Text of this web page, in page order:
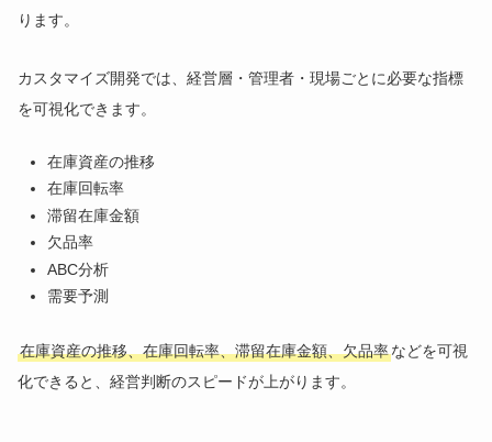
ります。
カスタマイズ開発では、経営層・管理者・現場ごとに必要な指標
を可視化できます。
在庫資産の推移
在庫回転率
滞留在庫金額
欠品率
ABC分析
需要予測
在庫資産の推移、在庫回転率、滞留在庫金額、欠品率などを可視
化できると、経営判断のスピードが上がります。